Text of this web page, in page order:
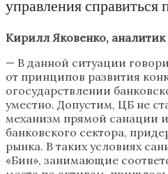
управления
Кирилл Яковенко, аналитик
— В данной ситуации
от принципов развития
огосударствлении
уместно. Допустим, ЦБ не
механизм прямой санации
банковского сектора,
рынка. В таких условиях
«Бин», занимающие